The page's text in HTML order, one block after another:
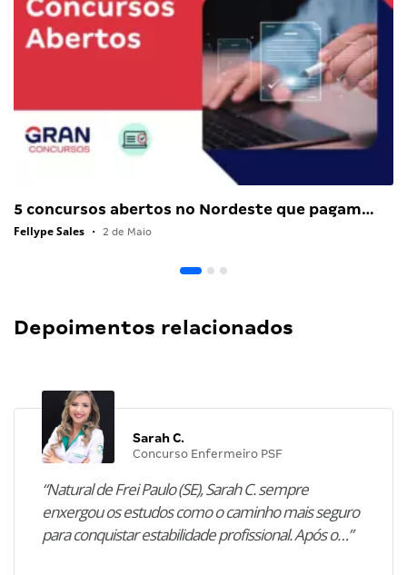
5 concursos abertos no Nordeste que pagam…
Fellype Sales • 2 de Maio
Depoimentos relacionados
Sarah C.
Concurso Enfermeiro PSF
“Natural de Frei Paulo (SE), Sarah C. sempre
enxergou os estudos como o caminho mais seguro
para conquistar estabilidade profissional. Após o…”